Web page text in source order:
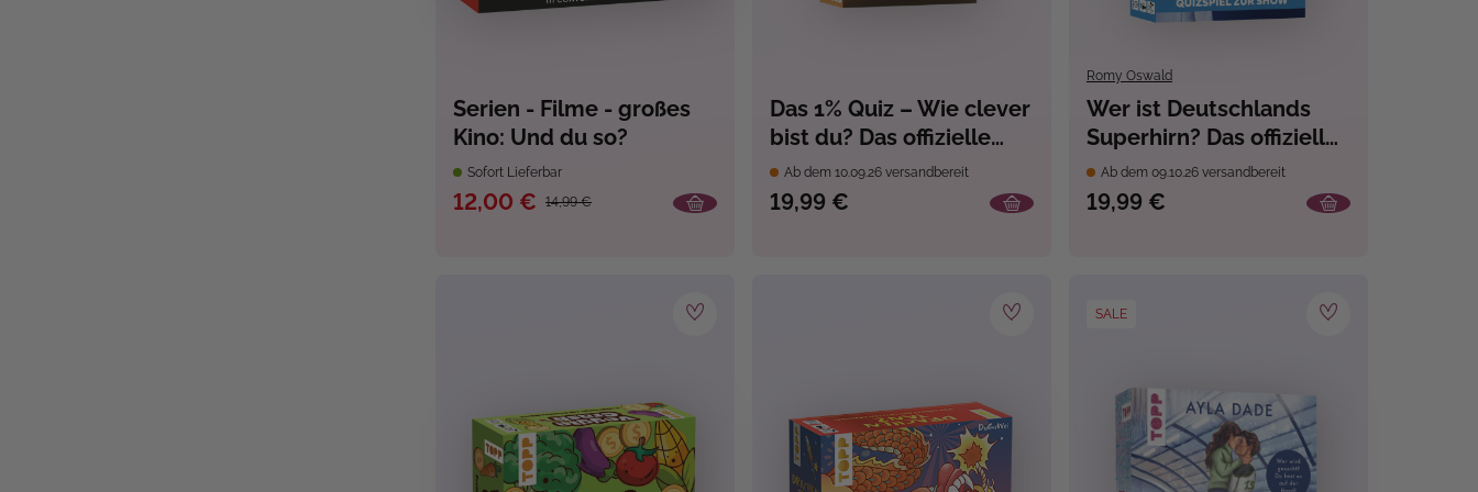
Serien - Filme - großes
Kino: Und du so?
Sofort Lieferbar
14,99 €
12,00 €
Das 1% Quiz – Wie clever
bist du? Das offizielle
Kartenspiel mit Fragen
aus der Show
Ab dem 10.09.26 versandbereit
19,99 €
Romy Oswald
Wer ist Deutschlands
Superhirn? Das offizielle
Quizspiel zur Show
Ab dem 09.10.26 versandbereit
19,99 €
SALE